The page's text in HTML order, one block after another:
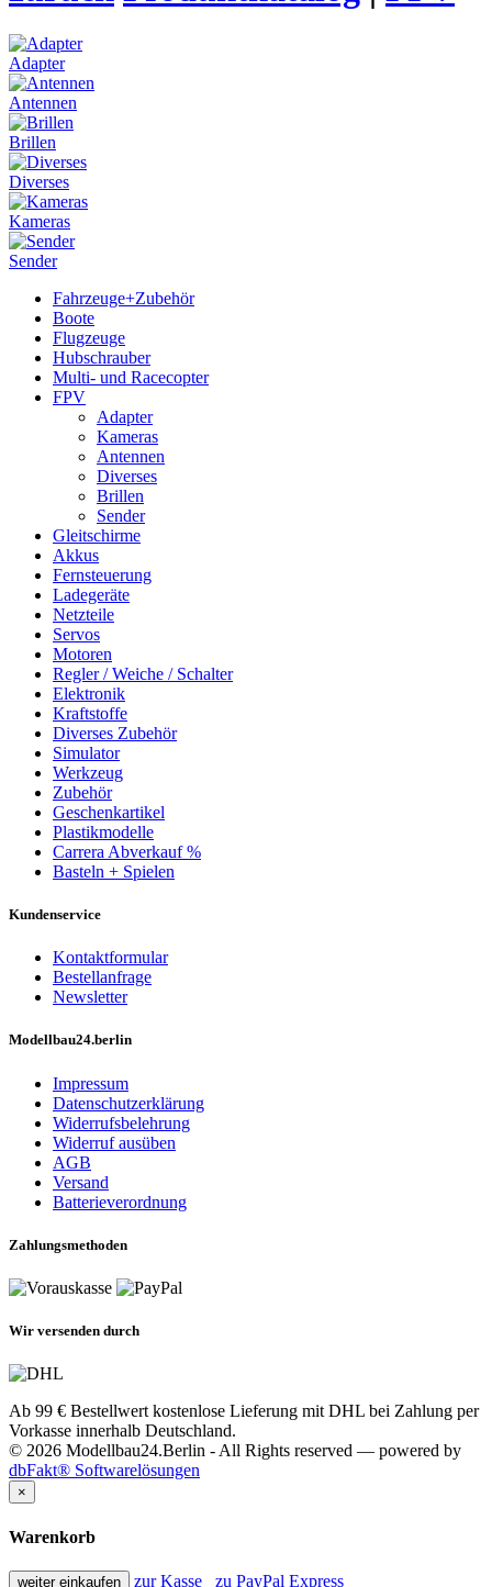
Adapter
Antennen
Brillen
Diverses
Kameras
Sender
Fahrzeuge+Zubehör
Boote
Flugzeuge
Hubschrauber
Multi- und Racecopter
FPV
Adapter
Kameras
Antennen
Diverses
Brillen
Sender
Gleitschirme
Akkus
Fernsteuerung
Ladegeräte
Netzteile
Servos
Motoren
Regler / Weiche / Schalter
Elektronik
Kraftstoffe
Diverses Zubehör
Simulator
Werkzeug
Zubehör
Geschenkartikel
Plastikmodelle
Carrera Abverkauf %
Basteln + Spielen
Kundenservice
Kontaktformular
Bestellanfrage
Newsletter
Modellbau24.berlin
Impressum
Datenschutzerklärung
Widerrufsbelehrung
Widerruf ausüben
AGB
Versand
Batterieverordnung
Zahlungsmethoden
Wir versenden durch
Ab 99 € Bestellwert kostenlose Lieferung mit DHL bei Zahlung per
Vorkasse innerhalb Deutschland.
© 2026 Modellbau24.Berlin - All Rights reserved — powered by
dbFakt® Softwarelösungen
×
Warenkorb
weiter einkaufen zur Kasse zu PayPal Express